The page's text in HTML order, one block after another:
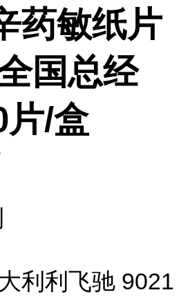
药敏纸片
国总经
片/盒
利利飞驰 9021